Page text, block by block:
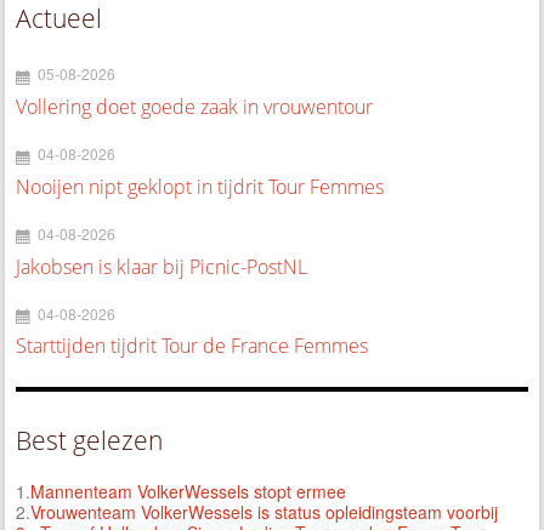
Actueel
05-08-2026
Vollering doet goede zaak in vrouwentour
04-08-2026
Nooijen nipt geklopt in tijdrit Tour Femmes
04-08-2026
Jakobsen is klaar bij Picnic-PostNL
04-08-2026
Starttijden tijdrit Tour de France Femmes
Best gelezen
1.Mannenteam VolkerWessels stopt ermee
2.Vrouwenteam VolkerWessels is status opleidingsteam voorbij